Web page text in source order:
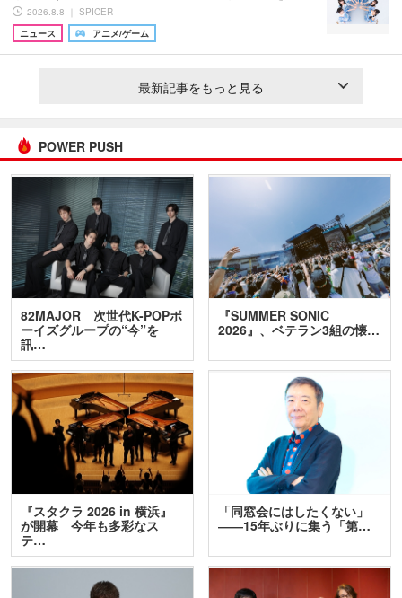
2026.8.8 ｜ SPICER
ニュース
アニメ/ゲーム
最新記事をもっと見る
POWER PUSH
82MAJOR 次世代K-POPボ
ーイズグループの“今”を
訊…
『SUMMER SONIC
2026』、ベテラン3組の懐…
『スタクラ 2026 in 横浜』
が開幕 今年も多彩なス
テ…
「同窓会にはしたくない」
――15年ぶりに集う「第…